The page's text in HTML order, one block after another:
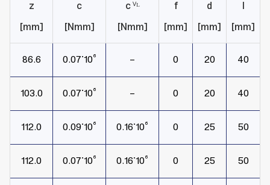
l
[mm]
d
[mm]
f
[mm]
c ⱽᴸ
[Nmm]
c
[Nmm]
z
[mm]
40
20
0
-
10⁶˙0.07
86.6
40
20
0
-
10⁶˙0.07
103.0
50
25
0
10⁶˙0.16
10⁶˙0.09
112.0
50
25
0
10⁶˙0.16
10⁶˙0.07
112.0